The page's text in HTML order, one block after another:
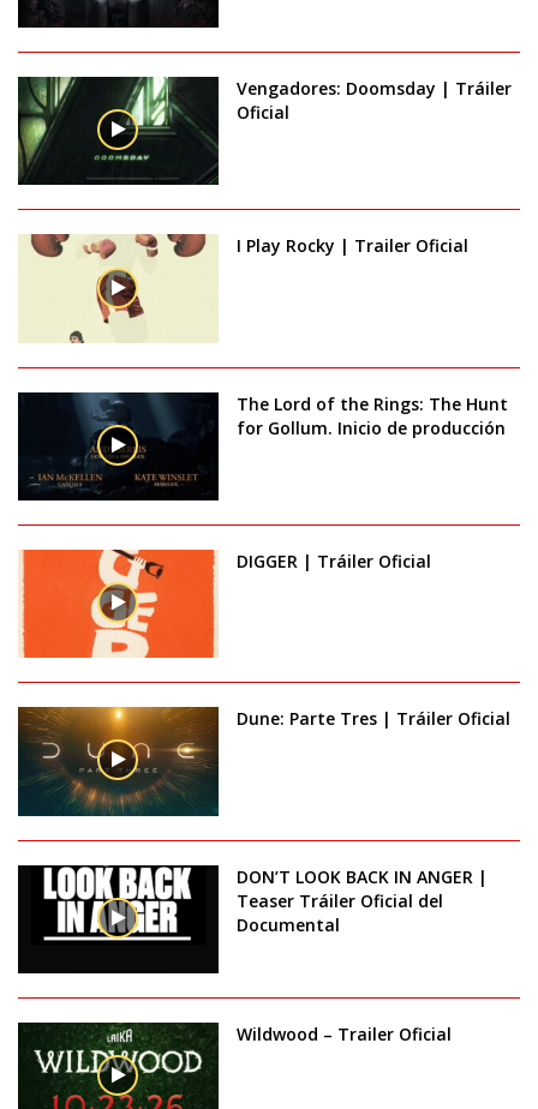
Vengadores: Doomsday | Tráiler
Oficial
I Play Rocky | Trailer Oficial
The Lord of the Rings: The Hunt
for Gollum. Inicio de producción
DIGGER | Tráiler Oficial
Dune: Parte Tres | Tráiler Oficial
DON’T LOOK BACK IN ANGER |
Teaser Tráiler Oficial del
Documental
Wildwood – Trailer Oficial